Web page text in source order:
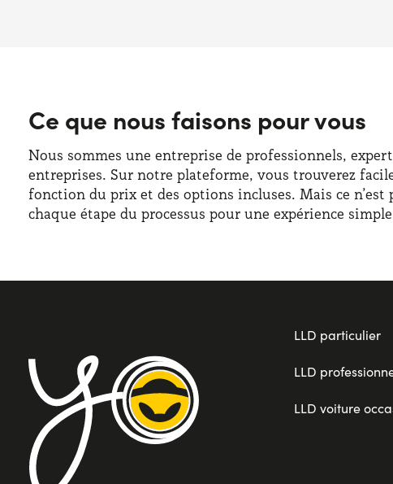
Ce que nous faisons pour vous
Nous sommes une entreprise de professionnels,
entreprises. Sur notre plateforme, vous trouverez
fonction du prix et des options incluses. Mais ce
chaque étape du processus pour une expérience
LLD particulier
LLD
LLD voiture